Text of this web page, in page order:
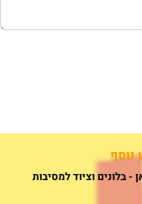
נוסף
בלונים וציוד למסיבות